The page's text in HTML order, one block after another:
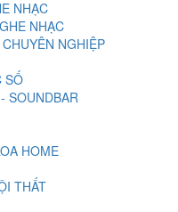
NHẠC
NHẠC
NGHIỆP
SỐ
SOUNDBAR
HOME
THẤT